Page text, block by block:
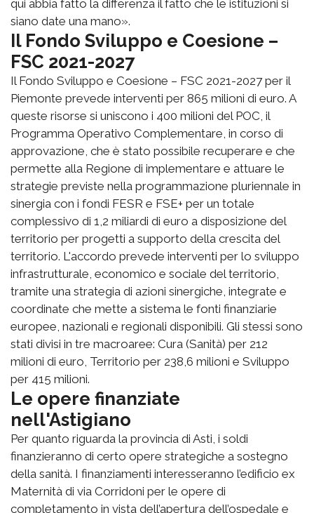
qui abbia fatto la differenza il fatto che le istituzioni si
siano date una mano».
Il Fondo Sviluppo e Coesione –
FSC 2021-2027
Il Fondo Sviluppo e Coesione – FSC 2021-2027 per il
Piemonte prevede interventi per 865 milioni di euro. A
queste risorse si uniscono i 400 milioni del POC, il
Programma Operativo Complementare, in corso di
approvazione, che è stato possibile recuperare e che
permette alla Regione di implementare e attuare le
strategie previste nella programmazione pluriennale in
sinergia con i fondi FESR e FSE+ per un totale
complessivo di 1,2 miliardi di euro a disposizione del
territorio per progetti a supporto della crescita del
territorio. L'accordo prevede interventi per lo sviluppo
infrastrutturale, economico e sociale del territorio,
tramite una strategia di azioni sinergiche, integrate e
coordinate che mette a sistema le fonti finanziarie
europee, nazionali e regionali disponibili. Gli stessi sono
stati divisi in tre macroaree: Cura (Sanità) per 212
milioni di euro, Territorio per 238,6 milioni e Sviluppo
per 415 milioni.
Le opere finanziate
nell'Astigiano
Per quanto riguarda la provincia di Asti, i soldi
finanzieranno di certo opere strategiche a sostegno
della sanità. I finanziamenti interesseranno l’edificio ex
Maternità di via Corridoni per le opere di
completamento in vista dell’apertura dell’ospedale e